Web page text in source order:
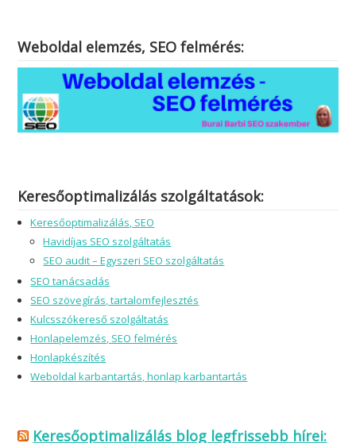
Weboldal elemzés, SEO felmérés:
Keresőoptimalizálás szolgáltatások:
Keresőoptimalizálás, SEO
Havidíjas SEO szolgáltatás
SEO audit – Egyszeri SEO szolgáltatás
SEO tanácsadás
SEO szövegírás, tartalomfejlesztés
Kulcsszókereső szolgáltatás
Honlapelemzés, SEO felmérés
Honlapkészítés
Weboldal karbantartás, honlap karbantartás
Keresőoptimalizálás blog legfrissebb hírei: